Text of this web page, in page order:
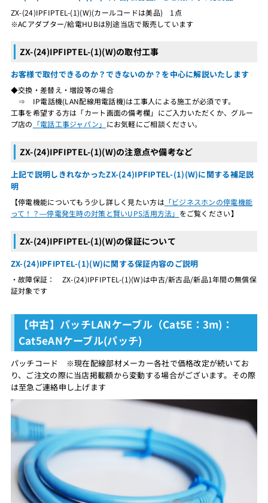
ZX-(24)IPFIPTEL-(1)(W)(カールコードは美品) 1点
※ACアダプター/給電HUBは別途当店で販売しています
ZX-(24)IPFIPTEL-(1)(W)の取付工事
お客様で取付できるのか？できないのか？を中心に解説いたします
◆交換・差替え・増設等の場合
⇒ IP電話機(LAN配線用電話機)は工事人による施工が必須です。
工事を希望する方は「カート画面の備考欄」にご入力いただくか、グルー
プ店の 「電話工事ジャパン」 にお気軽にご相談ください。
ZX-(24)IPFIPTEL-(1)(W)の注意点や備考など
上記で説明しきれなかったZX-(24)IPFIPTEL-(1)(W)に関する補足説
明
【停電機能についてもう少し詳しく見たい方は「ビジネスホンの停電機能
って！？―停電発生時の対策と賢いUPS活用方法」 をご覧ください】
ZX-(24)IPFIPTEL-(1)(W)の保証について
ZX-(24)IPFIPTEL-(1)(W)に関する保証内容のご説明
・故障保証： ZX-(24)IPFIPTEL-(1)(W)は中古/新古品/新品1年間の無償保
証対象です
【中古】パッチLANケーブル（Cat5E：3m)：
Cat5eANケーブル(パッチ)
パッチコード ※現在配線部材メーカー各社で価格改定が続いてお
り、ご注文の際に当店掲載額から変動する場合がございます。その際
は至急ご連絡申し上げます